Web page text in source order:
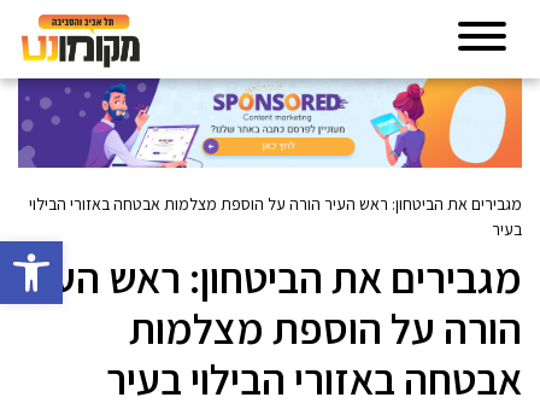
פתח
מגבירים את הביטחון: ראש העיר הורה על הוספת מצלמות אבטחה באזורי הבילוי
בעיר
מגבירים את הביטחון: ראש העיר
הורה על הוספת מצלמות
אבטחה באזורי הבילוי בעיר